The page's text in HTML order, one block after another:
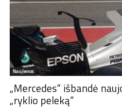
Naujienos
„Mercedes“ išbandė
„ryklio peleką“